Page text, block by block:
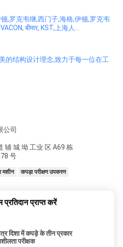
顿,罗克韦继,西门子,海格,伊顿,罗克韦
बीमार, KST,上海人...
的结构设计理念,致力于每一位在工
公司
辅 城 坳 工业 区 A69 栋
号
मशीन कपड़ा परीक्षण उपकरण
प्राप्त करें
दिशा में कपड़े के तीन प्रकार
परीक्षक